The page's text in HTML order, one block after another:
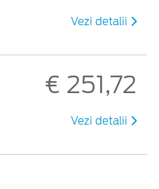
Vezi detalii
€ 251,72
Vezi detalii